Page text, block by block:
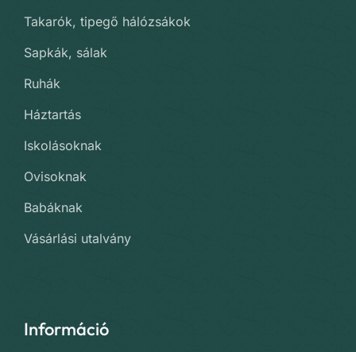
Takarók, tipegő hálózsákok
Sapkák, sálak
Ruhák
Háztartás
Iskolásoknak
Ovisoknak
Babáknak
Vásárlási utalvány
Információ